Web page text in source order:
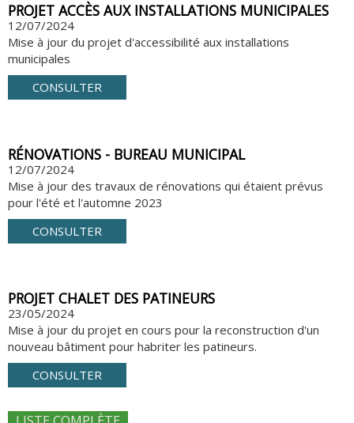
PROJET ACCÈS AUX INSTALLATIONS MUNICIPALES
12/07/2024
Mise à jour du projet d'accessibilité aux installations
municipales
CONSULTER
RÉNOVATIONS - BUREAU MUNICIPAL
12/07/2024
Mise à jour des travaux de rénovations qui étaient prévus
pour l'été et l'automne 2023
CONSULTER
PROJET CHALET DES PATINEURS
23/05/2024
Mise à jour du projet en cours pour la reconstruction d'un
nouveau bâtiment pour habriter les patineurs.
CONSULTER